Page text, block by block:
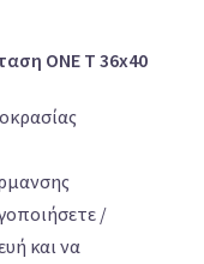
ONE T 36x40
/
και να